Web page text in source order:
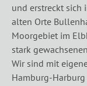
und erstreckt sich
alten Orte
Moorgebiet im
stark
Wir sind mit
Hamburg-Harburg